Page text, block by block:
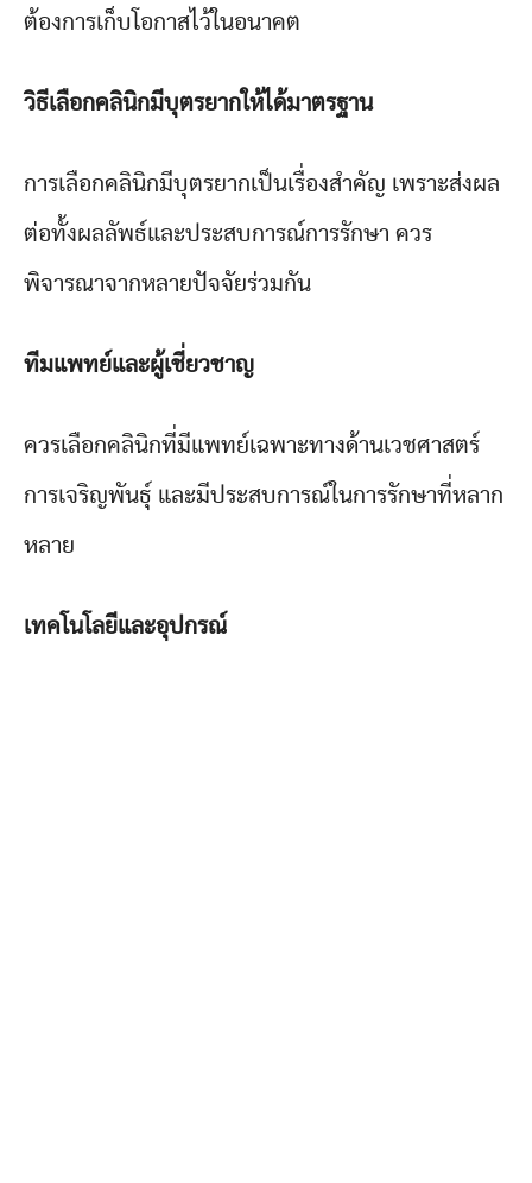
ต้องการเก็บโอกาสไว้ในอนาคต
วิธีเลือกคลินิกมีบุตรยากให้ได้มาตรฐาน
การเลือกคลินิกมีบุตรยากเป็นเรื่องสำคัญ เพราะส่งผล
ต่อทั้งผลลัพธ์และประสบการณ์การรักษา ควร
พิจารณาจากหลายปัจจัยร่วมกัน
ทีมแพทย์และผู้เชี่ยวชาญ
ควรเลือกคลินิกที่มีแพทย์เฉพาะทางด้านเวชศาสตร์
การเจริญพันธุ์ และมีประสบการณ์ในการรักษาที่หลาก
หลาย
เทคโนโลยีและอุปกรณ์